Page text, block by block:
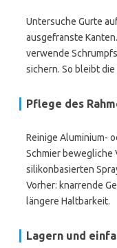
Untersuche Gurte
ausgefranste
verwende
sichern. So bleibt
Pflege des
Reinige Aluminium-
Schmier bewegliche
silikonbasierten
Vorher: knarrende
längere Haltbarkeit.
Lagern und